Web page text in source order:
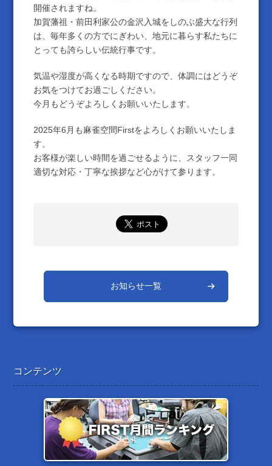
開催されますね。
加賀藩祖・前田利家公の金沢入城をしのぶ盛大な行列
は、毎年多くの方でにぎわい、地元に暮らす私たちに
とっても誇らしい伝統行事です。
気温や湿度が高くなる時期ですので、体調にはどうぞ
お気をつけてお過ごしください。
今月もどうぞよろしくお願いいたします。
2025年6月も麻雀空間Firstをよろしくお願いいたしま
す。
お客様が楽しい時間を過ごせるように、スタッフ一同
適切な対応・丁寧な挨拶など心がけて参ります。
お知らせ一覧
コンテンツ